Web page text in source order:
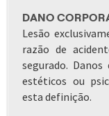
DANO
Lesão
razão de
segurado.
estéticos ou
esta definição.